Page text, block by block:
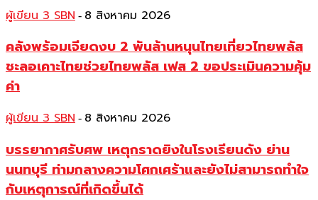
ผู้เขียน 3 SBN - 8 สิงหาคม 2026
คลังพร้อมเจียดงบ 2 พันล้านหนุนไทยเที่ยวไทยพลัส
ชะลอเคาะไทยช่วยไทยพลัส เฟส 2 ขอประเมินความคุ้ม
ค่า
ผู้เขียน 3 SBN - 8 สิงหาคม 2026
บรรยากาศรับศพ เหตุกราดยิงในโรงเรียนดัง ย่าน
นนทบุรี ท่ามกลางความโศกเศร้าและยังไม่สามารถทำใจ
กับเหตุการณ์ที่เกิดขึ้นได้